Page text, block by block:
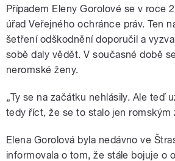
Případem Eleny Gorolové se v roce
úřad Veřejného ochránce práv. Ten
šetření odškodnění doporučil a
sobě daly vědět. V současné době
neromské ženy.
„Ty se na začátku nehlásily. Ale teď
tedy říct, že se to stalo jen romským
Elena Gorolová byla nedávno ve
informovala o tom, že stále bojuje o